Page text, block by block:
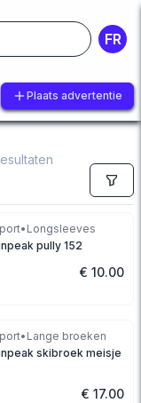
FR
Plaats advertentie
• Longsleeves
pully 152
€ 10.00
• Lange broeken
skibroek meisje
€ 17.00